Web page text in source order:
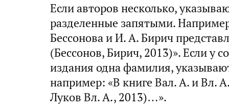
Если авторов несколько,
разделенные запятыми.
Бессонова и И. А. Бирич
(Бессонов, Бирич, 2013)». Если у
издания одна фамилия,
например: «В книге Вал. А. и Вл.
Луков Вл. А., 2013)…».